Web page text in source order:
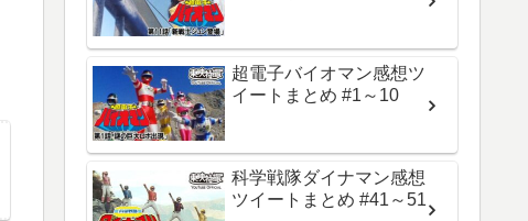
超電子バイオマン感想ツ
イートまとめ #1～10
科学戦隊ダイナマン感想
ツイートまとめ #41～51